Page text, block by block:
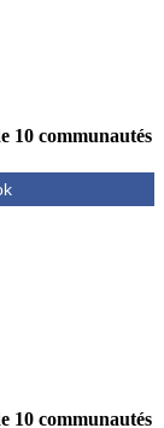
10 communautés
10 communautés